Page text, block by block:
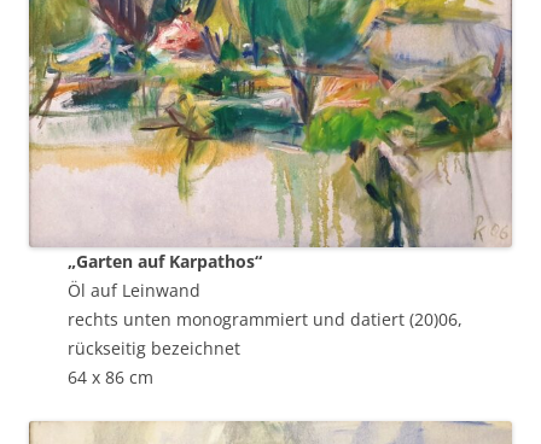
„Garten auf Karpathos“
Öl auf Leinwand
rechts unten monogrammiert und datiert (20)06,
rückseitig bezeichnet
64 x 86 cm